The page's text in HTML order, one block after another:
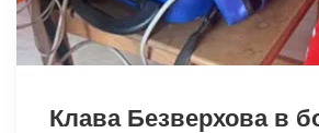
Клава Безверхова в